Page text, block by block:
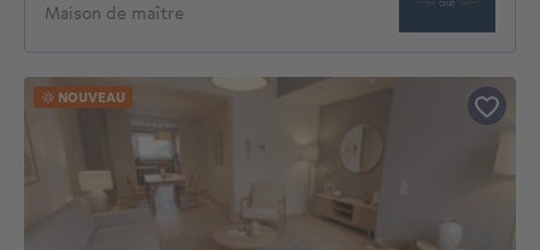
Maison de maître
NOUVEAU